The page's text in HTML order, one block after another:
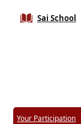
Sai School
Your Participation